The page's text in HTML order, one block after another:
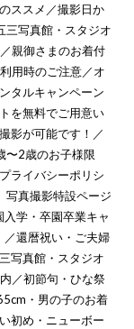
ススメ ／撮影日か
三写真館・スタジオ
／親御さまのお着付
用時のご注意／オ
タルキャンペーン
を無料でご用意い
影が可能です！ ／
〜2歳のお子様限
プライバシーポリシ
写真撮影特設ページ
入学・卒園卒業キャ
／還暦祝い・ご夫婦
写真館・スタジオ
／初節句・ひな祭
・男の子のお着
初め・ニューボー